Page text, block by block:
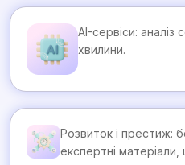
AI-сервіси: аналіз
хвилини.
Розвиток і престиж:
експертні